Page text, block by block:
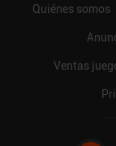
Quiénes somos
Ventas